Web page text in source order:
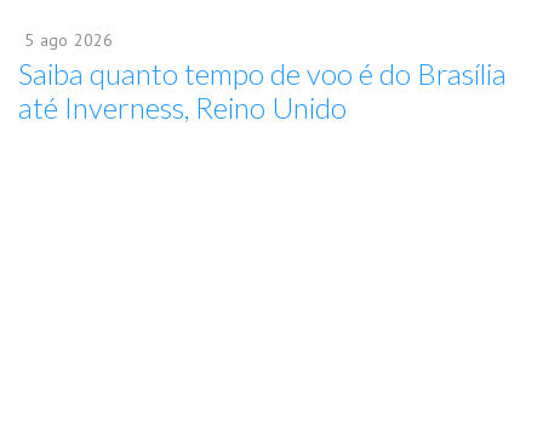
5 ago 2026
Saiba quanto tempo de voo é do Brasília
até Inverness, Reino Unido